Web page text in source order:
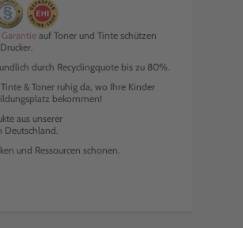
Garantie auf Toner und Tinte schützen
durch Recyclingquote bis zu 80%.
& Toner ruhig da, wo Ihre Kinder
bekommen!
aus unserer
Deutschland.
und Ressourcen schonen.